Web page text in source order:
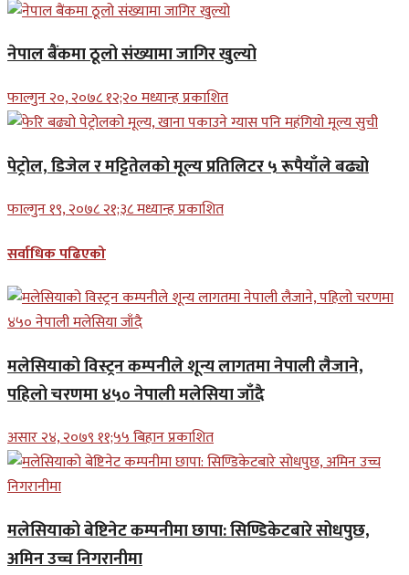
नेपाल बैंकमा ठूलो संख्यामा जागिर खुल्यो
फाल्गुन २०, २०७८ १२;२० मध्यान्ह प्रकाशित
पेट्रोल, डिजेल र मट्टितेलको मूल्य प्रतिलिटर ५ रूपैयाँले बढ्यो
फाल्गुन १९, २०७८ २१;३८ मध्यान्ह प्रकाशित
सर्वाधिक पढिएको
मलेसियाको विस्ट्रन कम्पनीले शून्य लागतमा नेपाली लैजाने,
पहिलो चरणमा ४५० नेपाली मलेसिया जाँदै
असार २४, २०७९ ११;५५ बिहान प्रकाशित
मलेसियाको बेष्टिनेट कम्पनीमा छापा: सिण्डिकेटबारे सोधपुछ,
अमिन उच्च निगरानीमा